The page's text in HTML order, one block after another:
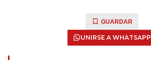
GUARDAR
UNIRSE A WHATSAPP